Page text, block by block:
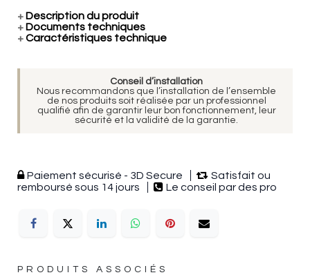
+ Description du produit
+ Documents techniques
+Caractéristiques technique
Conseil d’installation
Nous recommandons que l’installation de l’ensemble
de nos produits soit réalisée par un professionnel
qualifié afin de garantir leur bon fonctionnement, leur
sécurité et la validité de la garantie.
Paiement sécurisé - 3D Secure
Satisfait ou
remboursé sous 14 jours
Le conseil par des pro
PRODUITS ASSOCIÉS